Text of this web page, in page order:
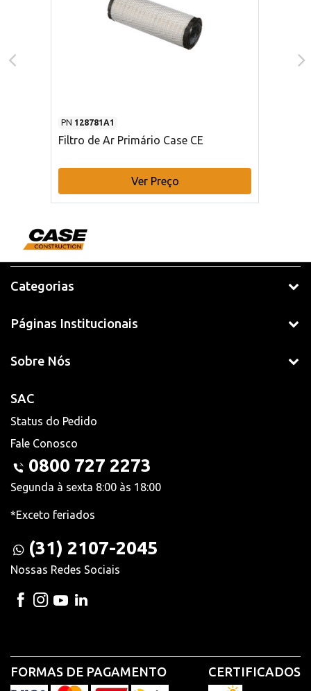
PN 128781A1
Filtro de Ar Primário Case CE
Ver Preço
Categorias
Páginas Institucionais
Sobre Nós
SAC
Status do Pedido
Fale Conosco
0800 727 2273
Segunda à sexta 8:00 às 18:00
*Exceto feriados
(31) 2107-2045
Nossas Redes Sociais
FORMAS DE PAGAMENTO CERTIFICADOS